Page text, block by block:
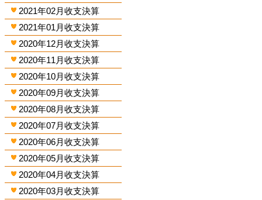
2021年02月收支決算
2021年01月收支決算
2020年12月收支決算
2020年11月收支決算
2020年10月收支決算
2020年09月收支決算
2020年08月收支決算
2020年07月收支決算
2020年06月收支決算
2020年05月收支決算
2020年04月收支決算
2020年03月收支決算